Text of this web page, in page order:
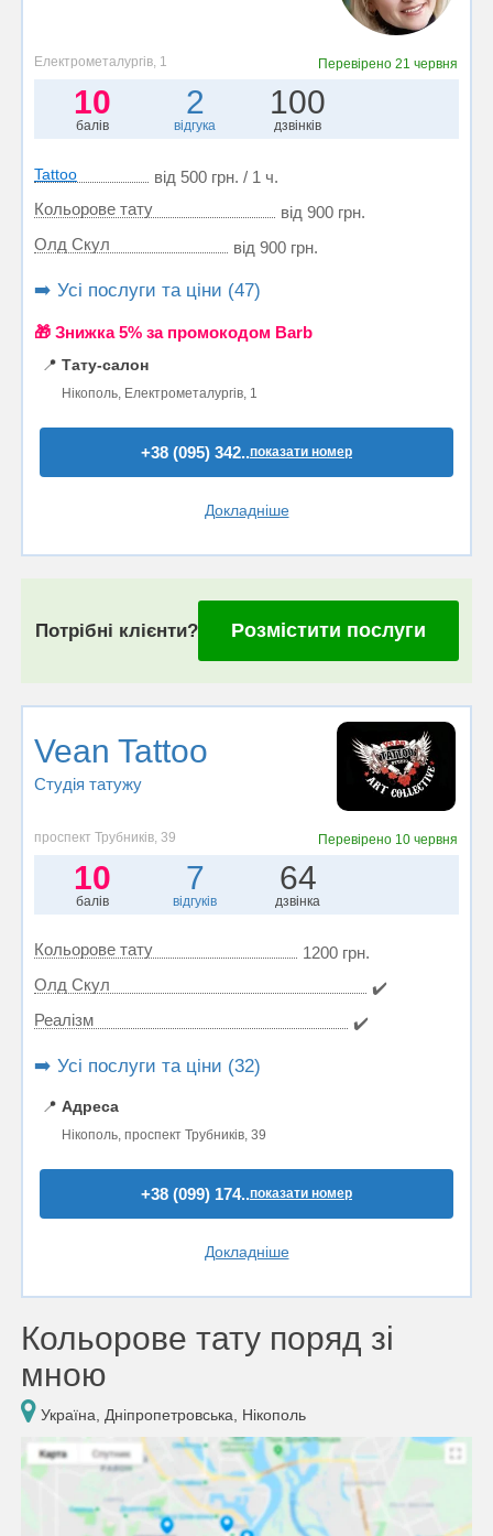
Електрометалургів, 1 Перевірено21 червня
10
балів
2
відгука
100
дзвінків
Tattoo
від 500 грн. / 1 ч.
Кольорове тату
від 900 грн.
Олд Скул
від 900 грн.
➡️ Усі послуги та ціни (47)
🎁 Знижка 5% за промокодом Barb
📍 Тату-салон
Нікополь, Електрометалургів, 1
+38 (095) 342..показати номер
Докладніше
Потрібні клієнти? Розмістити послуги
Vean Tattoo
Студія татужу
проспект Трубників, 39 Перевірено 10 червня
10
балів
7
відгуків
64
дзвінка
Кольорове тату
1200 грн.
Олд Скул
✔️
Реалізм
✔️
➡️ Усі послуги та ціни (32)
📍 Адреса
Нікополь, проспект Трубників, 39
+38 (099) 174..показати номер
Докладніше
Кольорове тату поряд зі
мною
Україна, Дніпропетровська, Нікополь